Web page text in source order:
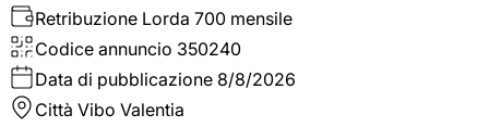
Retribuzione Lorda 700 mensile
Codice annuncio 350240
Data di pubblicazione 8/8/2026
Città Vibo Valentia